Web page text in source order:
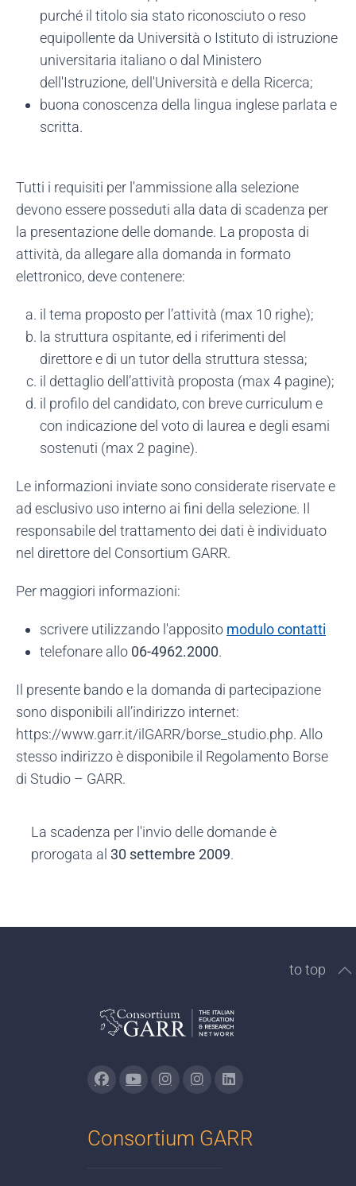
purché il titolo sia stato riconosciuto o reso
equipollente da Università o Istituto di istruzione
universitaria italiano o dal Ministero
dell'Istruzione, dell'Università e della Ricerca;
buona conoscenza della lingua inglese parlata e
scritta.
Tutti i requisiti per l'ammissione alla selezione
devono essere posseduti alla data di scadenza per
la presentazione delle domande. La proposta di
attività, da allegare alla domanda in formato
elettronico, deve contenere:
il tema proposto per l’attività (max 10 righe);
la struttura ospitante, ed i riferimenti del
direttore e di un tutor della struttura stessa;
il dettaglio dell’attività proposta (max 4 pagine);
il profilo del candidato, con breve curriculum e
con indicazione del voto di laurea e degli esami
sostenuti (max 2 pagine).
Le informazioni inviate sono considerate riservate e
ad esclusivo uso interno ai fini della selezione. Il
responsabile del trattamento dei dati è individuato
nel direttore del Consortium GARR.
Per maggiori informazioni:
scrivere utilizzando l'apposito modulo contatti
telefonare allo 06-4962.2000.
Il presente bando e la domanda di partecipazione
sono disponibili all’indirizzo internet:
https://www.garr.it/ilGARR/borse_studio.php. Allo
stesso indirizzo è disponibile il Regolamento Borse
di Studio – GARR.
La scadenza per l'invio delle domande è
prorogata al 30 settembre 2009.
to top
Consortium GARR